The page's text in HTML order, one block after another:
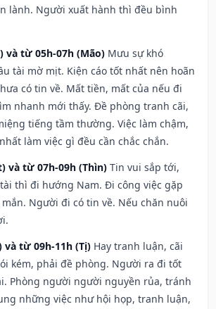
lành. Người xuất hành thì đều bình
và từ 05h-07h (Mão) Mưu sự khó
tài mờ mịt. Kiện cáo tốt nhất nên hoãn
có tin về. Mất tiền, mất của nếu đi
nhanh mới thấy. Đề phòng tranh cãi,
tiếng tầm thường. Việc làm chậm,
làm việc gì đều cần chắc chắn.
và từ 07h-09h (Thìn) Tin vui sắp tới,
thì đi hướng Nam. Đi công việc gặp
Người đi có tin về. Nếu chăn nuôi
và từ 09h-11h (Tị) Hay tranh luận, cãi
kém, phải đề phòng. Người ra đi tốt
Phòng người người nguyền rủa, tránh
những việc như hội họp, tranh luận,